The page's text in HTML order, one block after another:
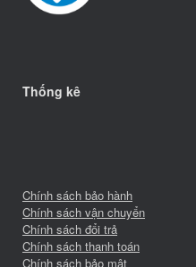
Thống kê
Chính sách bảo hành
Chính sách vận chuyển
Chính sách đổi trả
Chính sách thanh toán
Chính sách bảo mật